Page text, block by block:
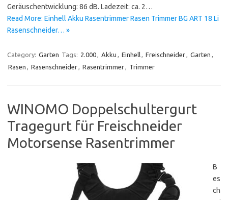
Geräuschentwicklung: 86 dB. Ladezeit: ca. 2…
Read More: Einhell Akku Rasentrimmer Rasen Trimmer BG ART 18 Li
Rasenschneider… »
Category: Garten Tags: 2.000, Akku , Einhell, Freischneider, Garten ,
Rasen , Rasenschneider, Rasentrimmer, Trimmer
WINOMO Doppelschultergurt
Tragegurt für Freischneider
Motorsense Rasentrimmer
B
es
ch